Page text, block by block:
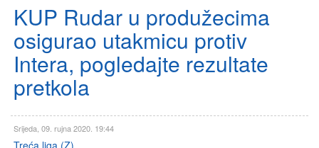
KUP Rudar u produžecima
osigurao utakmicu protiv
Intera, pogledajte rezultate
pretkola
Srijeda, 09. rujna 2020. 19:44
Treća liga (Z)